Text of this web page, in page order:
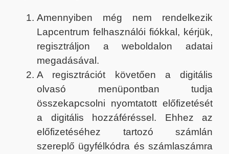
Amennyiben még nem rendelkezik
Lapcentrum felhasználói fiókkal, kérjük,
regisztráljon a weboldalon adatai
megadásával.
A regisztrációt követően a digitális
olvasó menüpontban tudja
összekapcsolni nyomtatott előfizetését
a digitális hozzáféréssel. Ehhez az
előfizetéséhez tartozó számlán
szereplő ügyfélkódra és számlaszámra